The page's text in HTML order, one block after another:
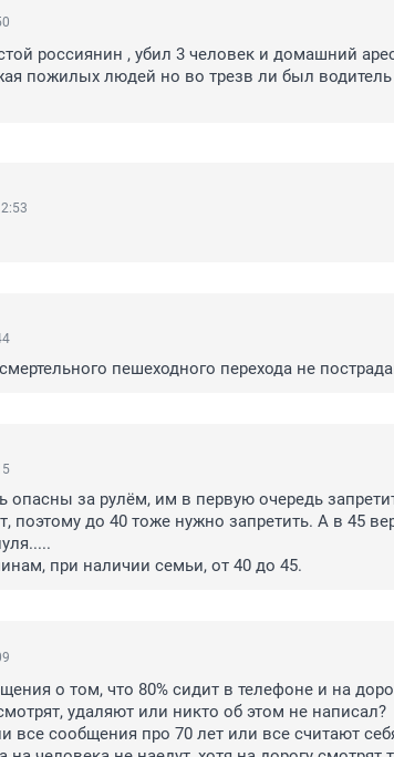
россиянин , убил 3 человек и домашний
пожилых людей но во трезв ли был
пешеходного перехода не
за рулём, им в первую очередь
поэтому до 40 тоже нужно запретить. А в 45
при наличии семьи, от 40 до 45.
о том, что 80% сидит в телефоне и на
удаляют или никто об этом не написал?
все сообщения про 70 лет или все считают